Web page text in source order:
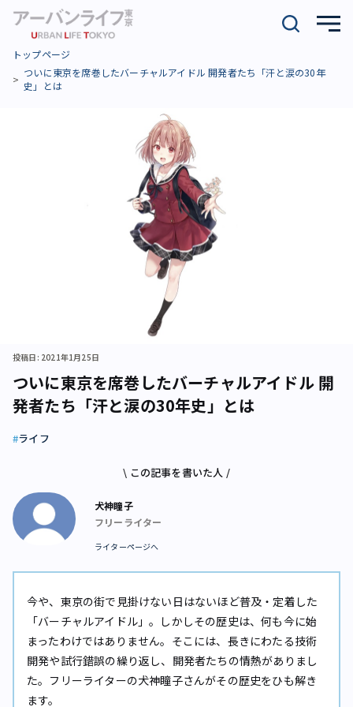
トップページ
ついに東京を席巻したバーチャルアイドル 開発者たち「汗と涙の30年
史」とは
ついに東京を席巻したバーチャルアイドル 開
発者たち「汗と涙の30年史」とは
投稿日: 2021年1月25日
ライフ
\ この記事を書いた人 /
犬神瞳子
フリーライター
ライターページへ
今や、東京の街で見掛けない日はないほど普及・定着した
「バーチャルアイドル」。しかしその歴史は、何も今に始
まったわけではありません。そこには、長きにわたる技術
開発や試行錯誤の繰り返し、開発者たちの情熱がありまし
た。フリーライターの犬神瞳子さんがその歴史をひも解き
ます。